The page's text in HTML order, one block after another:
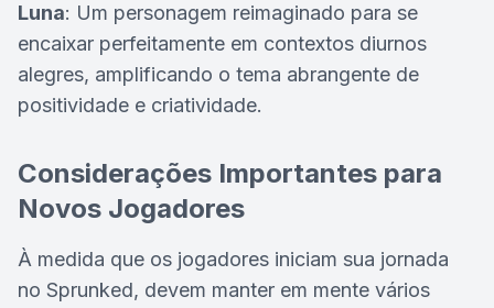
Luna: Um personagem reimaginado para se
encaixar perfeitamente em contextos diurnos
alegres, amplificando o tema abrangente de
positividade e criatividade.
Considerações Importantes para
Novos Jogadores
À medida que os jogadores iniciam sua jornada
no Sprunked, devem manter em mente vários